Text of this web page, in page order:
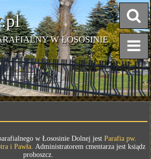
.pl
W ŁOSOSINIE
w Łososinie Dolnej jestParafia pw.
i Pawła.Administratorem cmentarza jest ksiądz
proboszcz.